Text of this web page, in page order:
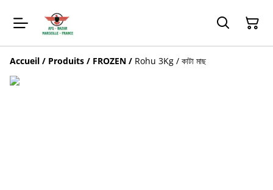
Accueil / Produits / FROZEN / Rohu 3Kg‌ / কাটা মাছ